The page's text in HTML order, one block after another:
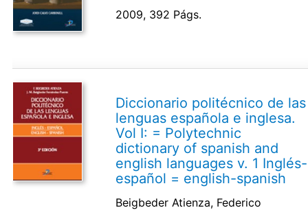
2009, 392 Págs.
Diccionario politécnico de las
lenguas española e inglesa.
Vol I: = Polytechnic
dictionary of spanish and
english languages v. 1 Inglés-
español = english-spanish
Beigbeder Atienza, Federico